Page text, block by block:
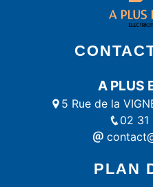
A PLUS
5 Rue de la
02
PLAN